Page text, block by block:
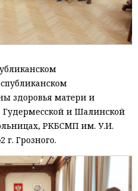
здоровья матери и
и Шалинской
РКБСМП им. У.И.
Грозного.